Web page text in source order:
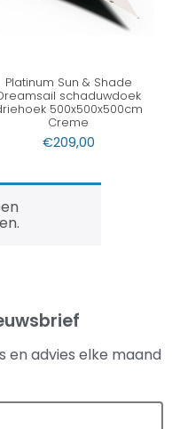
Platinum Sun & Shade
schaduwdoek
500x500x500cm
Creme
€209,00
en advies elke maand